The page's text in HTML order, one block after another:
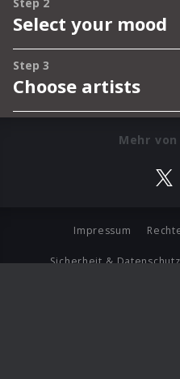
Mehr von
Impressum
Sicherheit & Datenschutz